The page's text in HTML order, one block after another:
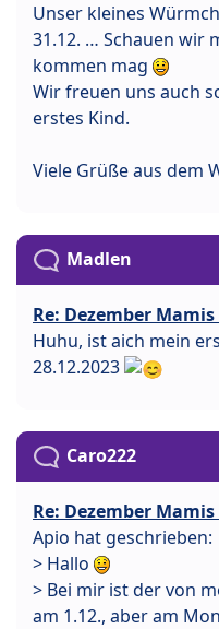
Unser kleines
31.12. … Schauen wir
kommen mag
Wir freuen uns auch
erstes Kind.
Viele Grüße aus dem
Madlen
Re: Dezember Mamis
Huhu, ist aich mein
28.12.2023
Caro222
Re: Dezember Mamis
Apio hat geschrieben:
> Hallo
> Bei mir ist der von
am 1.12., aber am